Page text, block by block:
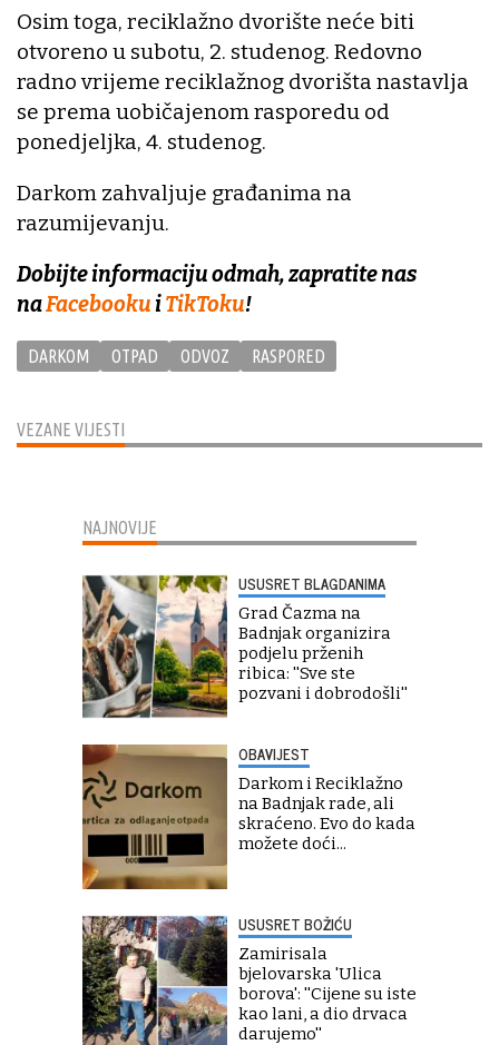
VEZANE VIJESTI
Osim toga, reciklažno dvorište neće biti
otvoreno u subotu, 2. studenog. Redovno
radno vrijeme reciklažnog dvorišta nastavlja
se prema uobičajenom rasporedu od
ponedjeljka, 4. studenog.
Darkom zahvaljuje građanima na
razumijevanju.
Dobijte informaciju odmah, zapratite nas
naFacebookuiTikToku!
DARKOM OTPAD ODVOZ RASPORED
NAJNOVIJE
USUSRET BLAGDANIMA
Grad Čazma na
Badnjak organizira
podjelu prženih
ribica: ''Sve ste
pozvani i dobrodošli''
OBAVIJEST
Darkom i Reciklažno
na Badnjak rade, ali
skraćeno. Evo do kada
možete doći...
USUSRET BOŽIĆU
Zamirisala
bjelovarska 'Ulica
borova': ''Cijene su iste
kao lani, a dio drvaca
darujemo''